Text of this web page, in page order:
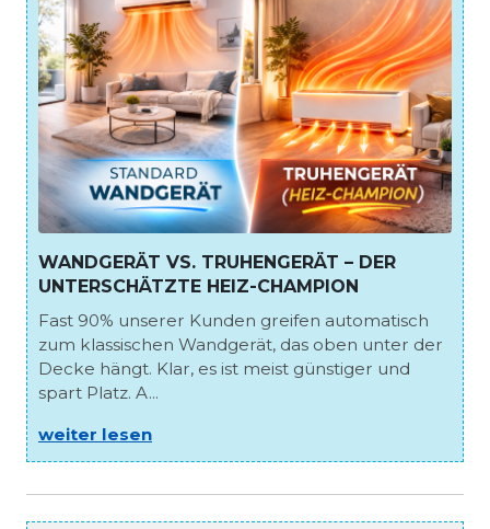
WANDGERÄT VS. TRUHENGERÄT – DER
UNTERSCHÄTZTE HEIZ-CHAMPION
Fast 90% unserer Kunden greifen automatisch
zum klassischen Wandgerät, das oben unter der
Decke hängt. Klar, es ist meist günstiger und
spart Platz. A...
weiter lesen